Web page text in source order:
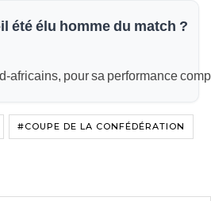
été élu homme du match ?
pour sa performance
#COUPE DE LA CONFÉDÉRATION